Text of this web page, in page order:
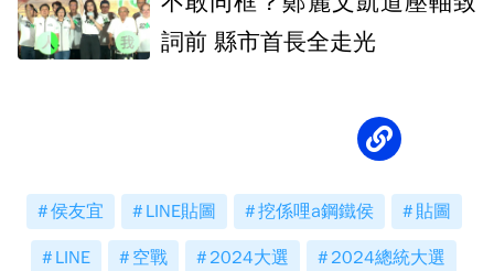
詞前 縣市首長全走光
侯友宜 LINE貼圖 挖係哩a鋼鐵侯 貼圖
LINE 空戰 2024大選 2024總統大選